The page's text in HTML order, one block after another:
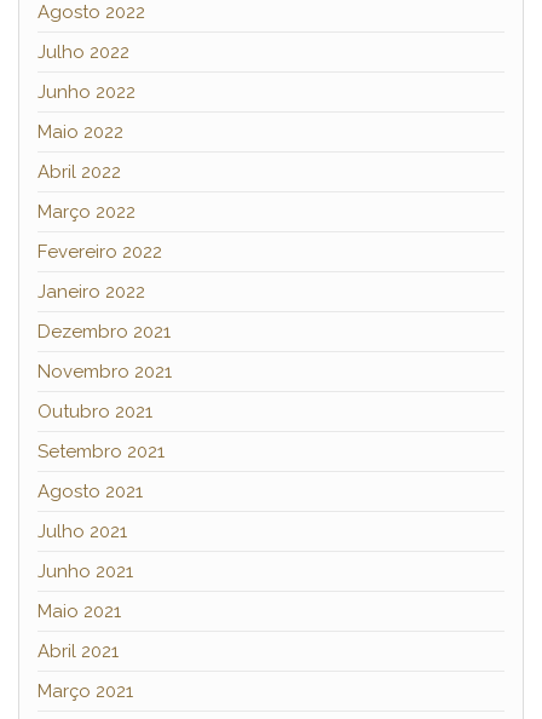
Agosto 2022
Julho 2022
Junho 2022
Maio 2022
Abril 2022
Março 2022
Fevereiro 2022
Janeiro 2022
Dezembro 2021
Novembro 2021
Outubro 2021
Setembro 2021
Agosto 2021
Julho 2021
Junho 2021
Maio 2021
Abril 2021
Março 2021